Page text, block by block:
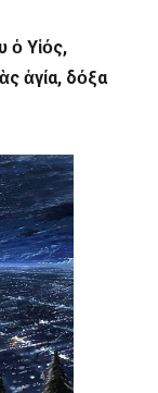
ὁ Υἱός,
ἁγία, δόξα